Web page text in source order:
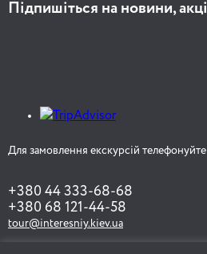
Підпишіться на новини,
Для замовлення екскурсій
+380 44 333-68-68
+380 68 121-44-58
tour@interesniy.kiev.ua